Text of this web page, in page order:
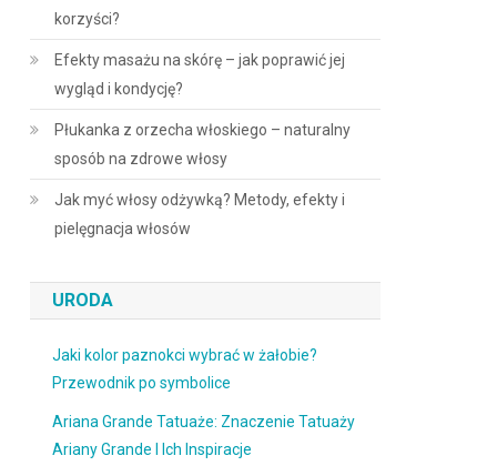
korzyści?
Efekty masażu na skórę – jak poprawić jej
wygląd i kondycję?
Płukanka z orzecha włoskiego – naturalny
sposób na zdrowe włosy
Jak myć włosy odżywką? Metody, efekty i
pielęgnacja włosów
URODA
Jaki kolor paznokci wybrać w żałobie?
Przewodnik po symbolice
Ariana Grande Tatuaże: Znaczenie Tatuaży
Ariany Grande I Ich Inspiracje